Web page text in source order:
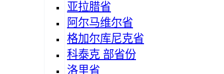
亚拉腊省
阿尔马维尔省
格加尔库尼克省
科泰克 部省份
洛里省